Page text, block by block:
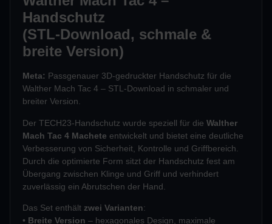
Handschutz
(STL-Download, schmale &
breite Version)
Meta: Passgenauer 3D-gedruckter Handschutz für die
Walther Mach Tac 4 – STL-Download in schmaler und
breiter Version.
Der TECH23-Handschutz wurde speziell für die Walther
Mach Tac 4 Machete entwickelt und bietet eine deutliche
Verbesserung von Sicherheit, Kontrolle und Griffbereich.
Durch die optimierte Form sitzt der Handschutz fest am
Übergang zwischen Klinge und Griff und verhindert
zuverlässig ein Abrutschen der Hand.
Das Set enthält zwei Varianten:
• Breite Version – hexagonales Design, maximale